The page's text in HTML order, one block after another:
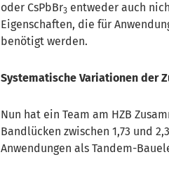
oder CsPbBr3 entweder auch
Eigenschaften, die für
benötigt werden.
Systematische Variationen der
Nun hat ein Team am HZB
Bandlücken zwischen 1,73 und
Anwendungen als Tandem-